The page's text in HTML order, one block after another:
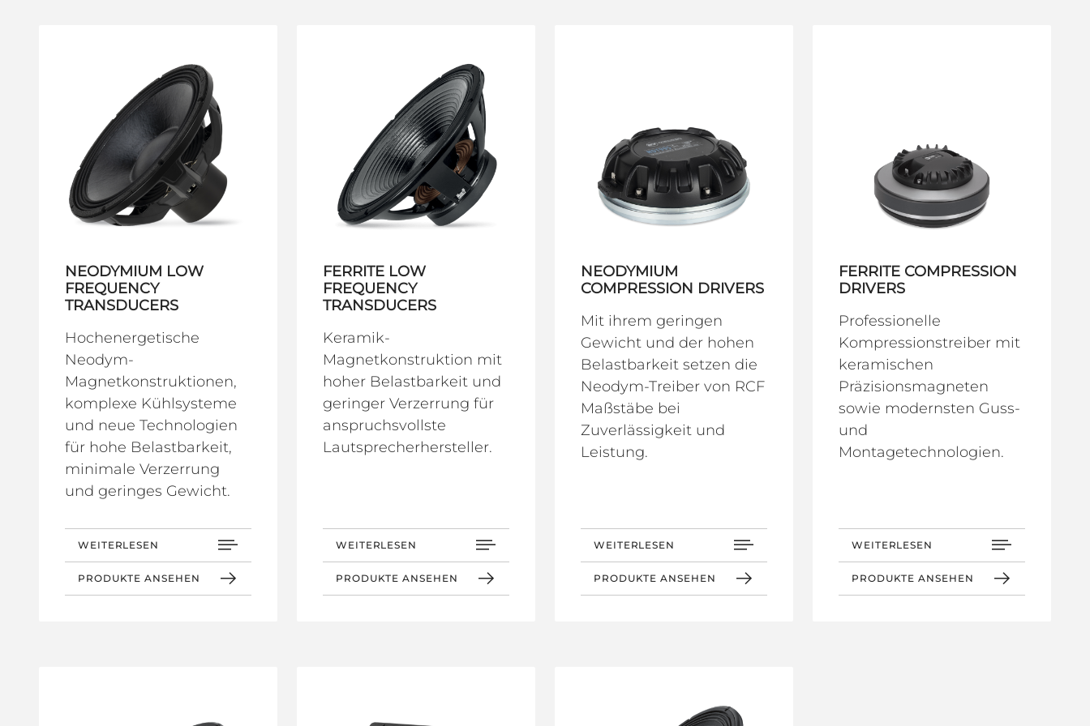
NEODYMIUM LOW
FREQUENCY
TRANSDUCERS
Hochenergetische
Neodym-
Magnetkonstruktionen,
komplexe Kühlsysteme
und neue Technologien
für hohe Belastbarkeit,
minimale Verzerrung
und geringes Gewicht.
WEITERLESEN
PRODUKTE ANSEHEN
FERRITE LOW
FREQUENCY
TRANSDUCERS
Keramik-
Magnetkonstruktion mit
hoher Belastbarkeit und
geringer Verzerrung für
anspruchsvollste
Lautsprecherhersteller.
WEITERLESEN
PRODUKTE ANSEHEN
NEODYMIUM
COMPRESSION DRIVERS
Mit ihrem geringen
Gewicht und der hohen
Belastbarkeit setzen die
Neodym-Treiber von RCF
Maßstäbe bei
Zuverlässigkeit und
Leistung.
WEITERLESEN
PRODUKTE ANSEHEN
FERRITE COMPRESSION
DRIVERS
Professionelle
Kompressionstreiber mit
keramischen
Präzisionsmagneten
sowie modernsten Guss-
und
Montagetechnologien.
WEITERLESEN
PRODUKTE ANSEHEN